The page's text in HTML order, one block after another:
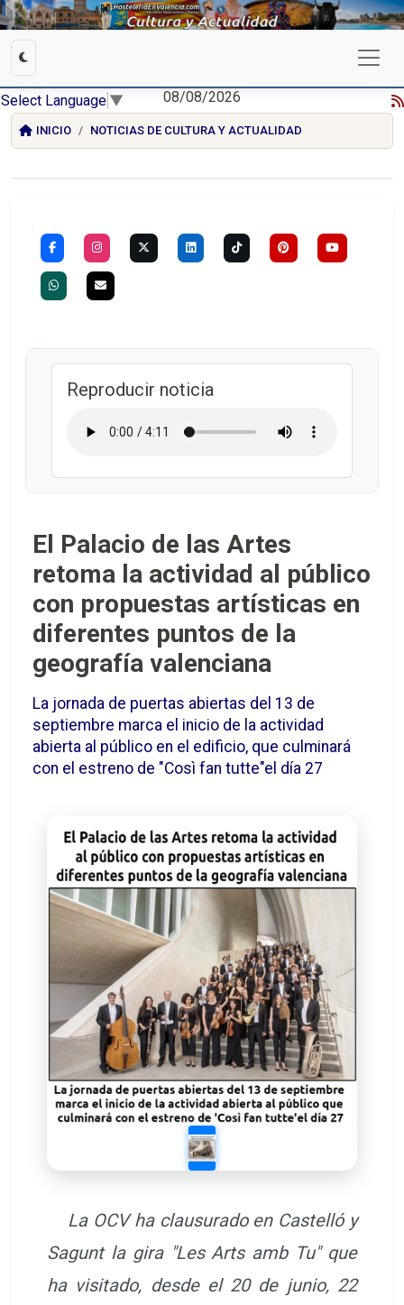
Select Language ▼ 08/08/2026
INICIO NOTICIAS DE CULTURA Y ACTUALIDAD
Reproducir noticia
El Palacio de las Artes
retoma la actividad al público
con propuestas artísticas en
diferentes puntos de la
geografía valenciana
La jornada de puertas abiertas del 13 de
septiembre marca el inicio de la actividad
abierta al público en el edificio, que culminará
con el estreno de "Così fan tutte"el día 27
La OCV ha clausurado en Castelló y
Sagunt la gira "Les Arts amb Tu" que
ha visitado, desde el 20 de junio, 22